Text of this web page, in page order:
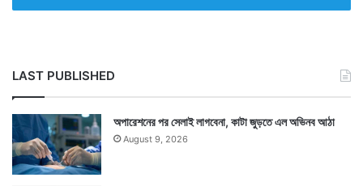
LAST PUBLISHED
অপারেশনের পর সেলাই লাগবেনা, কাটা জুড়তে এল অভিনব আঠা
August 9, 2026